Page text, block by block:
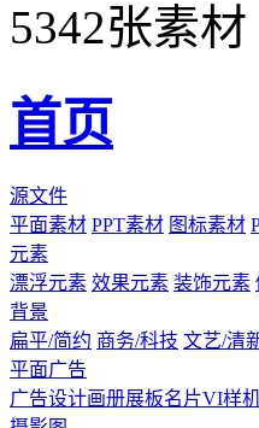
5342张素材
首页
源文件
平面素材 PPT素材 图标素材
元素
漂浮元素 效果元素 装饰元素
背景
扁平/简约 商务/科技 文艺/清
平面广告
广告设计画册展板名片VI样